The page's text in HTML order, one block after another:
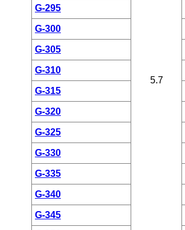
5.7
G-295
G-300
G-305
G-310
G-315
G-320
G-325
G-330
G-335
G-340
G-345